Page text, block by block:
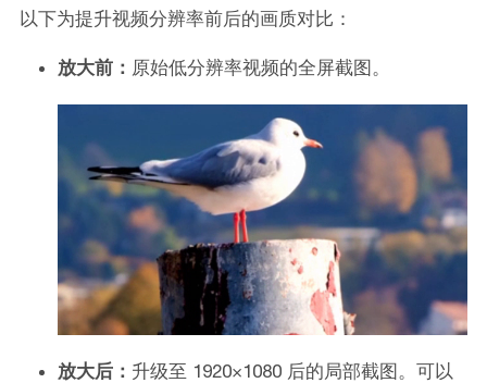
以下为提升视频分辨率前后的画质对比：
放大前： 原始低分辨率视频的全屏截图。
放大后： 升级至 1920×1080 后的局部截图。可以